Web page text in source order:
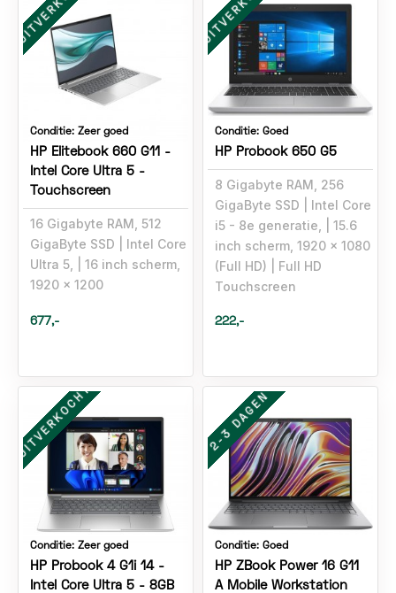
Conditie: Zeer goed
HP Elitebook 660 G11 -
Intel Core Ultra 5 -
Touchscreen
16 Gigabyte RAM, 512
GigaByte SSD
Intel Core
Ultra 5,
16 inch scherm,
1920 x 1200
677,-
Conditie:Goed
HP Probook 650 G5
8 Gigabyte RAM, 256
GigaByte SSD
Intel Core
i5 - 8e generatie,
15.6
inch scherm, 1920 x 1080
(Full HD)
Full HD
Touchscreen
222,-
Conditie: Zeer goed
UITVERKOCHT
HP Probook 4 G1i 14 -
Intel Core Ultra 5 - 8GB
Conditie:Goed
2-3 DAGEN
HP ZBook Power 16 G11
A Mobile Workstation